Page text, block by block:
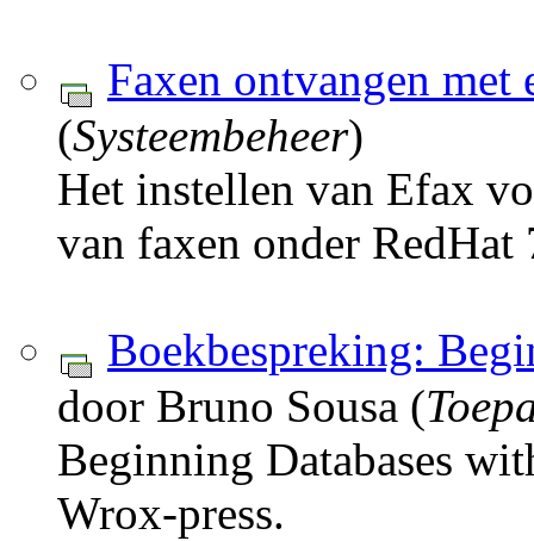
Faxen ontvangen met
(Systeembeheer)
Het instellen van Efax
van faxen onder RedHat
Boekbespreking:
door Bruno Sousa (
Beginning Databases
Wrox-press.